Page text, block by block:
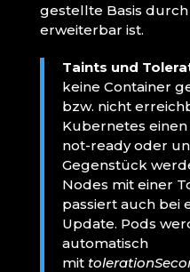
gestellte Basis
erweiterbar ist.
Taints und
keine Container
bzw. nicht
Kubernetes einen
not-ready oder
Gegenstück
Nodes mit einer
passiert auch bei
Update. Pods
automatisch
mit